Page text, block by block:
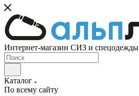
Интернет-магазин СИЗ и спецодежды
Каталог
По всему сайту